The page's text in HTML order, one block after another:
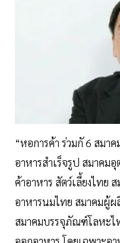
“หอการค้า ร่วมกั 6 สมา
อาหารสำเร็จรูป สมาคม
ค้าอาหาร สัตว์เลี้ยงไทย
อาหารนมไทย สมาคมผู้
สมาคมบรรจุภัณฑ์โลหะ